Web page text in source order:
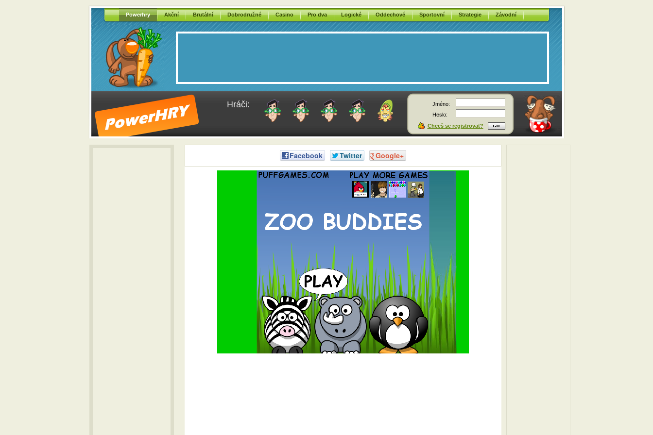
Powerhry Akční Brutální Dobrodružné Casino Pro dva Logické Oddechové Sportovní Strategie Závodní
Hráči:
Jméno:
Heslo:
Chceš se registrovat?
Facebook Twitter Google+